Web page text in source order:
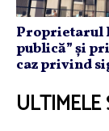
Proprietarul
publică” și
caz privind
ULTIMELE